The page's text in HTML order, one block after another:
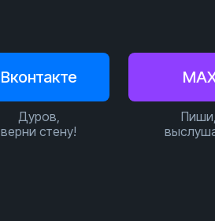
Вконтакте
Дуров,
верни стену!
MAX